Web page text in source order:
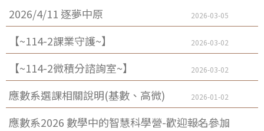
2026/4/11 逐夢中原 2026-03-05
【~114-2課業守護~】 2026-03-02
【~114-2微積分諮詢室~】 2026-03-02
應數系選課相關說明(基數、高微) 2026-01-02
應數系2026 數學中的智慧科學營-歡迎報名參加
2025-11-24